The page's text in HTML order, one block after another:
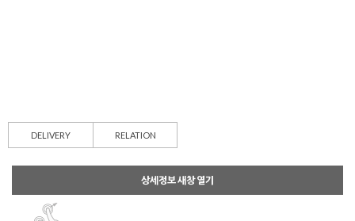
DELIVERY RELATION
상세정보 새창 열기